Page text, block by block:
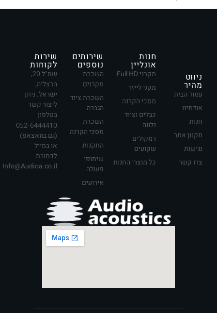
ניווט
מהיר
עמוד הבית
אודתינו
חנות
תקנון אתר
נגישות
צרו קשר
חנות
אונליין
מקרני Full HD
מקני לייזר
מסכי הקרנה
כבלים וציוד
נלווה
רמקולים
שקועים
כל מוצרי החנות
שירותים
נוספים
השכרת
מקרנים
השכרת ציוד
הגברה
השכרת
מסכי הקרנה
התקנות
שיתופי
פעולה
אירועים
שירות
לקוחות
שח"ל 20,
הרצליה,
ישראל. ניתן
ליצור קשר
בטלפון
052-6444410
(גם בוואצאפ)
או במייל
לכתובת
Info@Audioa.co.il